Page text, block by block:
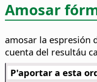
Amosar
amosar la espresión
cuenta del resultáu
P'aportar a esta